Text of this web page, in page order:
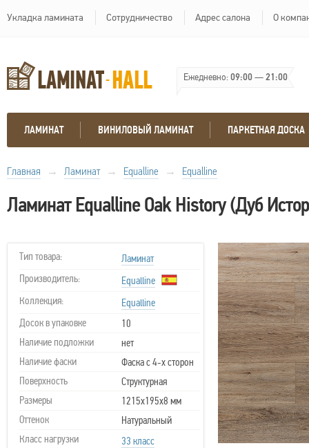
Укладка ламината Сотрудничество Адрес салона О
Ежедневно:09:00—21:00
ЛАМИНАТ ВИНИЛОВЫЙ ЛАМИНАТ ПАРКЕТНАЯ ДОСКА
Главная → Ламинат → Equalline → Equalline
Ламинат Equalline Oak History (Дуб
Тип товара:
Ламинат
Производитель:
Equalline
Коллекция:
Equalline
Досок в упаковке
10
Наличие подложки
нет
Наличие фаски
Фаска с 4-х сторон
Поверхность
Структурная
Размеры
1215х195х8 мм
Оттенок
Натуральный
Класс нагрузки
33 класс